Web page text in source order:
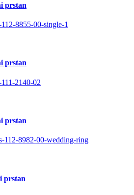
prstan
prstan
prstan
prstan